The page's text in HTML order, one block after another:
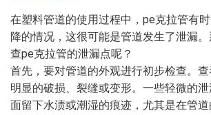
在塑料管道的使用过程中，pe克拉管有
降的情况，这很可能是管道发生了泄漏
查pe克拉管的泄漏点呢？
首先，要对管道的外观进行初步检查。
明显的破损、裂缝或变形。一些轻微的
面留下水渍或潮湿的痕迹，尤其是在管